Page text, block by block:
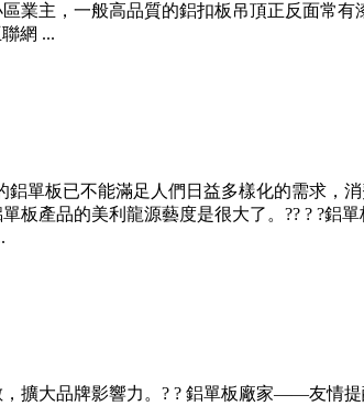
業主，一般高品質的鋁扣板吊頂正反面常
網 ...
單板已不能滿足人們日益多樣化的需求，
產品的美利龍源藝度是很大了。?? ? ?鋁
擴大品牌影響力。? ? 鋁單板廠家——友情